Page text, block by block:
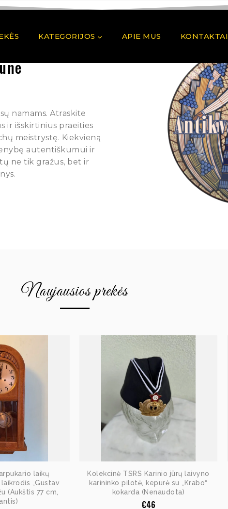
KATEGORIJOS APIE MUS KONTAKTAI
namams. Atraskite
ir išskirtinius praeities
meistrystę. Kiekvieną
autentiškumui ir
ne tik gražus, bet ir
Naujausios prekės
laikų
„Gustav
(Aukštis 77 cm,
Kolekcinė TSRS Karinio jūrų laivyno
karininko pilotė, kepurė su „Krabo“
kokarda (Nenaudota)
€46